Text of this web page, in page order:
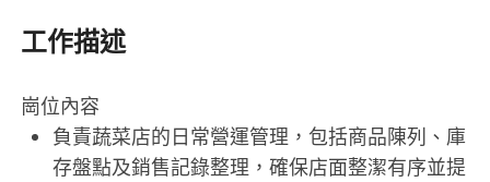
工作描述
崗位內容
負責蔬菜店的日常營運管理，包括商品陳列、庫
存盤點及銷售記錄整理，確保店面整潔有序並提